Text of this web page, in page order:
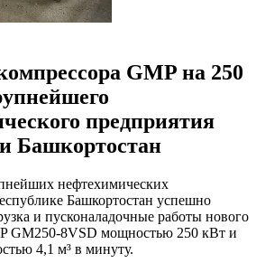
GMP на 250
предприятия
Башкортостан
нефтехимических
Башкортостан успешно
и пусконаладочные работы нового
GM250-8VSD мощностью 250 кВт и
4,1 м³ в минуту.